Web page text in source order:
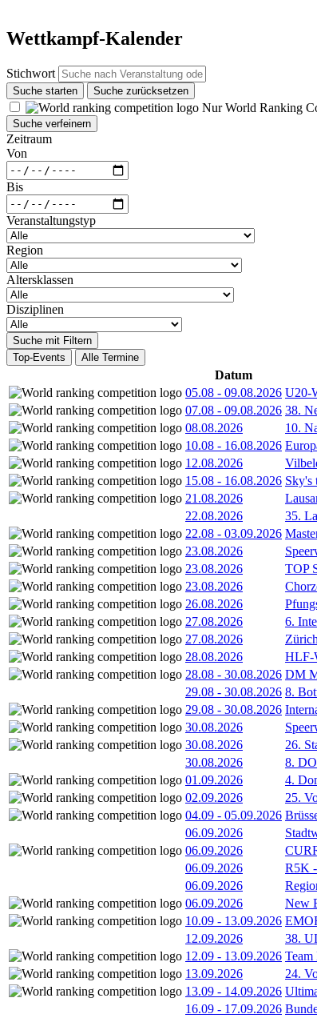
Wettkampf-Kalender
Stichwort
Suche starten Suche zurücksetzen
Nur World Ranking
Suche verfeinern
Zeitraum
Von
Bis
Veranstaltungstyp
Region
Altersklassen
Disziplinen
Suche mit Filtern
Top-Events
Alle Termine
Datum
05.08 - 09.08.2026 U20-
07.08 - 09.08.2026 38.
08.08.2026
10.
10.08 - 16.08.2026
12.08.2026
15.08 - 16.08.2026 Sky's
21.08.2026
22.08.2026
35.
22.08 - 03.09.2026
23.08.2026
23.08.2026
TOP
23.08.2026
26.08.2026
27.08.2026
6.
27.08.2026
28.08.2026
HLF-
28.08 - 30.08.2026 DM
29.08 - 30.08.2026 8.
29.08 - 30.08.2026
30.08.2026
30.08.2026
26.
30.08.2026
8.
01.09.2026
4.
02.09.2026
25.
04.09 - 05.09.2026
06.09.2026
06.09.2026
06.09.2026
R5K
06.09.2026
06.09.2026
New
10.09 - 13.09.2026
12.09.2026
38.
12.09 - 13.09.2026
13.09.2026
24.
13.09 - 14.09.2026
16.09 - 17.09.2026